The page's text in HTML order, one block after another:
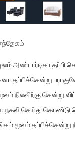
அண்டார்டிகா தப்பி
தப்பிச்சென்று
நிலவிற்கு சென்று
செய்து கொண்டு
மூலம் தப்பிச்சென்று